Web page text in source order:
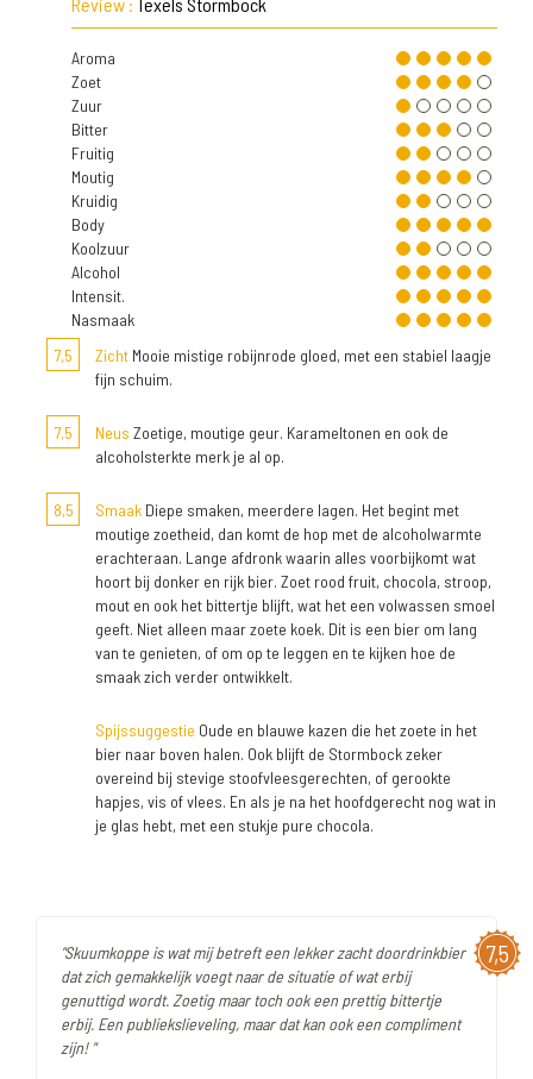
Aroma
Zoet
Zuur
Bitter
Fruitig
Moutig
Kruidig
Body
Koolzuur
Alcohol
Intensit.
Nasmaak
7,5
Zicht Mooie mistige robijnrode gloed, met een stabiel laagje
fijn schuim.
7,5 Neus Zoetige, moutige geur. Karameltonen en ook de
alcoholsterkte merk je al op.
8,5 Smaak Diepe smaken, meerdere lagen. Het begint met
moutige zoetheid, dan komt de hop met de alcoholwarmte
erachteraan. Lange afdronk waarin alles voorbijkomt wat
hoort bij donker en rijk bier. Zoet rood fruit, chocola, stroop,
mout en ook het bittertje blijft, wat het een volwassen smoel
geeft. Niet alleen maar zoete koek. Dit is een bier om lang
van te genieten, of om op te leggen en te kijken hoe de
smaak zich verder ontwikkelt.
Spijssuggestie Oude en blauwe kazen die het zoete in het
bier naar boven halen. Ook blijft de Stormbock zeker
overeind bij stevige stoofvleesgerechten, of gerookte
hapjes, vis of vlees. En als je na het hoofdgerecht nog wat in
je glas hebt, met een stukje pure chocola.
7,5
"Skuumkoppe is wat mij betreft een lekker zacht doordrinkbier
dat zich gemakkelijk voegt naar de situatie of wat erbij
genuttigd wordt. Zoetig maar toch ook een prettig bittertje
erbij. Een publiekslieveling, maar dat kan ook een compliment
zijn! "